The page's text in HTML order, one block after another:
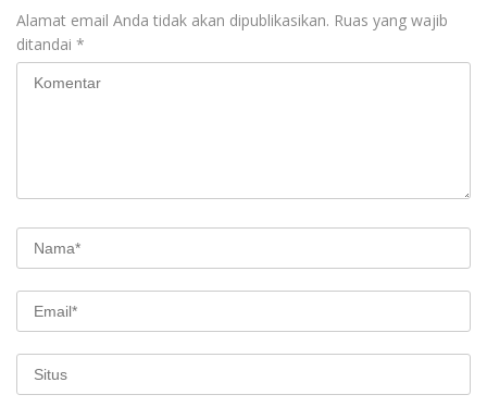
Alamat email Anda tidak akan dipublikasikan. Ruas yang wajib
ditandai *